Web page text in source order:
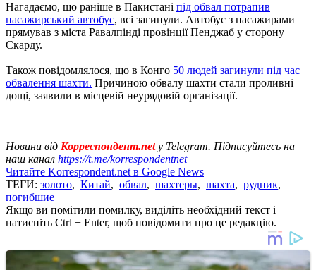
Нагадаємо, що раніше в Пакистані під обвал потрапив
пасажирський автобус, всі загинули. Автобус з пасажирами
прямував з міста Равалпінді провінції Пенджаб у сторону
Скарду.
Також повідомлялося, що в Конго 50 людей загинули під час
обвалення шахти. Причиною обвалу шахти стали проливні
дощі, заявили в місцевій неурядовій організації.
Новини від Корреспондент.netу Telegram. Підписуйтесь на
наш канал https://t.me/korrespondentnet
Читайте Korrespondent.net в Google News
ТЕГИ: золото, Китай, обвал, шахтеры, шахта, рудник,
погибшие
Якщо ви помітили помилку, виділіть необхідний текст і
натисніть Ctrl + Enter, щоб повідомити про це редакцію.